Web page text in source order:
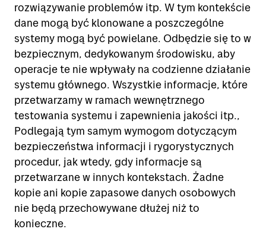
rozwiązywanie problemów itp. W tym kontekście
dane mogą być klonowane a poszczególne
systemy mogą być powielane. Odbędzie się to w
bezpiecznym, dedykowanym środowisku, aby
operacje te nie wpływały na codzienne działanie
systemu głównego. Wszystkie informacje, które
przetwarzamy w ramach wewnętrznego
testowania systemu i zapewnienia jakości itp.,
Podlegają tym samym wymogom dotyczącym
bezpieczeństwa informacji i rygorystycznych
procedur, jak wtedy, gdy informacje są
przetwarzane w innych kontekstach. Żadne
kopie ani kopie zapasowe danych osobowych
nie będą przechowywane dłużej niż to
konieczne.